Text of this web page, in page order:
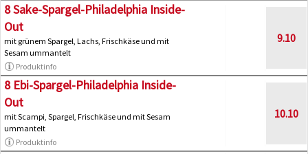
8 Sake-Spargel-Philadelphia Inside-
Out
mit grünem Spargel, Lachs, Frischkäse und mit
Sesam ummantelt
Produktinfo
9.10
8 Ebi-Spargel-Philadelphia Inside-
Out
mit Scampi, Spargel, Frischkäse und mit Sesam
ummantelt
Produktinfo
10.10